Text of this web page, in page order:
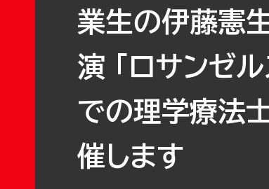
業生の伊藤憲
演 「ロサンゼル
での理学療法
催します